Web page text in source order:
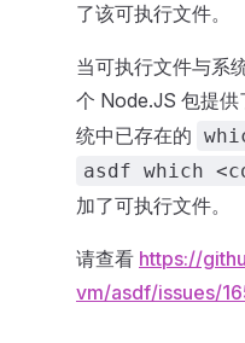
了该可执行文件。
当可执行文件与系
个 Node.JS 包提供
统中已存在的
asdf which
加了可执行文件。
请查看 https://
vm/asdf/issues/